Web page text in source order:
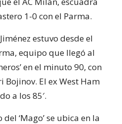
1-0 con el Parma.
estuvo desde el
equipo que llegó al
en el minuto 90, con
El ex West Ham
a los 85′.
‘Mago’ se ubica en la